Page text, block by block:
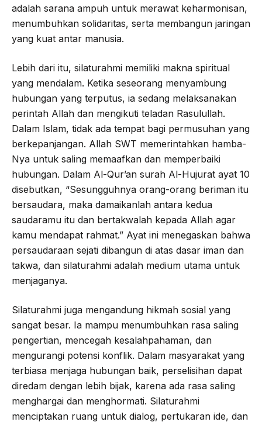
adalah sarana ampuh untuk merawat keharmonisan,
menumbuhkan solidaritas, serta membangun jaringan
yang kuat antar manusia.
Lebih dari itu, silaturahmi memiliki makna spiritual
yang mendalam. Ketika seseorang menyambung
hubungan yang terputus, ia sedang melaksanakan
perintah Allah dan mengikuti teladan Rasulullah.
Dalam Islam, tidak ada tempat bagi permusuhan yang
berkepanjangan. Allah SWT memerintahkan hamba-
Nya untuk saling memaafkan dan memperbaiki
hubungan. Dalam Al-Qur’an surah Al-Hujurat ayat 10
disebutkan, “Sesungguhnya orang-orang beriman itu
bersaudara, maka damaikanlah antara kedua
saudaramu itu dan bertakwalah kepada Allah agar
kamu mendapat rahmat.” Ayat ini menegaskan bahwa
persaudaraan sejati dibangun di atas dasar iman dan
takwa, dan silaturahmi adalah medium utama untuk
menjaganya.
Silaturahmi juga mengandung hikmah sosial yang
sangat besar. Ia mampu menumbuhkan rasa saling
pengertian, mencegah kesalahpahaman, dan
mengurangi potensi konflik. Dalam masyarakat yang
terbiasa menjaga hubungan baik, perselisihan dapat
diredam dengan lebih bijak, karena ada rasa saling
menghargai dan menghormati. Silaturahmi
menciptakan ruang untuk dialog, pertukaran ide, dan